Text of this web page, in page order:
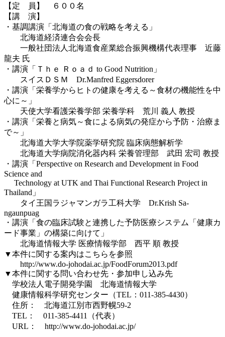
【定 員】 ６００名
【講 演】
・基調講演「北海道の食の戦略を考える」
北海道経済連合会会長
一般社団法人北海道食産業総合振興機構代表理事 近藤
龍夫 氏
・講演「Ｔｈｅ Ｒｏａｄ to Good Nutrition」
スイスＤＳＭ Dr.Manfred Eggersdorer
・講演「栄養学からヒトの健康を考える～食材の機能性を中
心に～」
天使大学看護栄養学部 栄養学科 荒川 義人 教授
・講演「栄養と病気～食による病気の発症から予防・治療ま
で～」
北海道大学大学院薬学研究院 臨床病態解析学
北海道大学病院消化器内科 栄養管理部 武田 宏司 教授
・講演「Perspective on Research and Development in Food
Science and
Technology at UTK and Thai Functional Research Project in
Thailand」
タイ王国ラジャマンガラ工科大学 Dr.Krish Sa-
ngaunpuag
・講演「食の臨床試験と連携した予防医療システム「健康カ
ード事業」の構築に向けて」
北海道情報大学 医療情報学部 西平 順 教授
▼本件に関する案内はこちらを参照
http://www.do-johodai.ac.jp/FoodForum2013.pdf
▼本件に関する問い合わせ先・参加申し込み先
学校法人電子開発学園 北海道情報大学
健康情報科学研究センター（TEL：011-385-4430）
住所： 北海道江別市西野幌59-2
TEL： 011-385-4411（代表）
URL： http://www.do-johodai.ac.jp/